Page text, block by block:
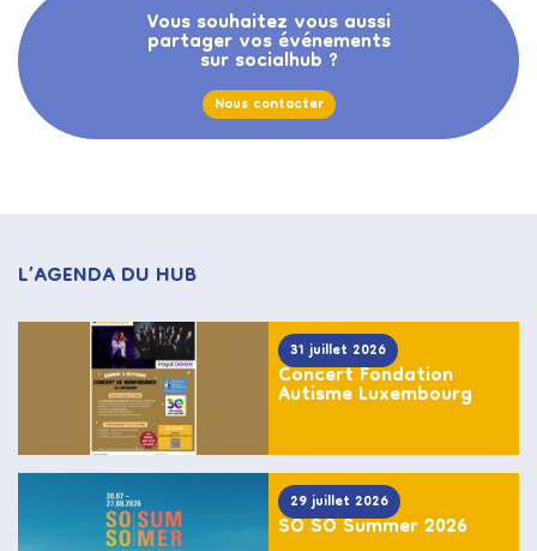
Vous souhaitez vous aussi
partager vos événements
sur socialhub ?
Nous contacter
L’AGENDA DU HUB
31 juillet 2026
Concert Fondation
Autisme Luxembourg
29 juillet 2026
SO SO Summer 2026